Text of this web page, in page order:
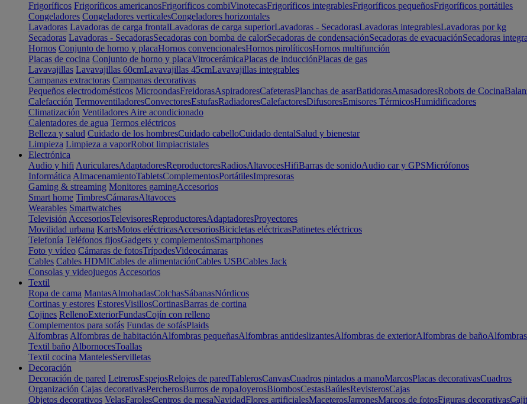
Frigoríficos Frigoríficos americanosFrigoríficos combiVinotecasFrigoríficos integrablesFrigoríficos pequeñosFrigoríficos portátiles
Congeladores Congeladores verticalesCongeladores horizontales
Lavadoras Lavadoras de carga frontalLavadoras de carga superiorLavadoras - SecadorasLavadoras integrablesLavadoras por kg
Secadoras Lavadoras - SecadorasSecadoras con bomba de calorSecadoras de condensaciónSecadoras de evacuaciónSecadoras
Hornos Conjunto de horno y placaHornos convencionalesHornos pirolíticosHornos multifunción
Placas de cocina Conjunto de horno y placaVitrocerámicaPlacas de inducciónPlacas de gas
Lavavajillas Lavavajillas 60cmLavavajillas 45cmLavavajillas integrables
Campanas extractoras Campanas decorativas
Pequeños electrodomésticos MicroondasFreidorasAspiradoresCafeterasPlanchas de asarBatidorasAmasadoresRobots de Cocina
Calefacción TermoventiladoresConvectoresEstufasRadiadoresCalefactoresDifusoresEmisores TérmicosHumidificadores
Climatización Ventiladores Aire acondicionado
Calentadores de agua Termos eléctricos
Belleza y salud Cuidado de los hombresCuidado cabelloCuidado dentalSalud y bienestar
Limpieza Limpieza a vaporRobot limpiacristales
Electrónica
Audio y hifi AuricularesAdaptadoresReproductoresRadiosAltavocesHifiBarras de sonidoAudio car y GPSMicrófonos
Informática AlmacenamientoTabletsComplementosPortátilesImpresoras
Gaming & streaming Monitores gamingAccesorios
Smart home TimbresCámarasAltavoces
Wearables Smartwatches
Televisión AccesoriosTelevisoresReproductoresAdaptadoresProyectores
Movilidad urbana KartsMotos eléctricasAccesoriosBicicletas eléctricasPatinetes eléctricos
Telefonía Teléfonos fijosGadgets y complementosSmartphones
Foto y vídeo Cámaras de fotosTrípodesVideocámaras
Cables Cables HDMICables de alimentaciónCables USBCables Jack
Consolas y videojuegos Accesorios
Textil
Ropa de cama MantasAlmohadasColchasSábanasNórdicos
Cortinas y estores EstoresVisillosCortinasBarras de cortina
Cojines RellenoExteriorFundasCojín con relleno
Complementos para sofás Fundas de sofásPlaids
Alfombras Alfombras de habitaciónAlfombras pequeñasAlfombras antideslizantesAlfombras de exteriorAlfombras de baño
Textil baño AlbornocesToallas
Textil cocina MantelesServilletas
Decoración
Decoración de pared LetrerosEspejosRelojes de paredTablerosCanvasCuadros pintados a manoMarcosPlacas decorativasCuadros
Organización Cajas decorativasPercherosBurros de ropaJoyerosBiombosCestasBaúlesRevisterosCajas
Objetos decorativos VelasFarolesCentros de mesaNavidadFlores artificialesMaceterosJarronesMarcos de fotosFiguras decorativas